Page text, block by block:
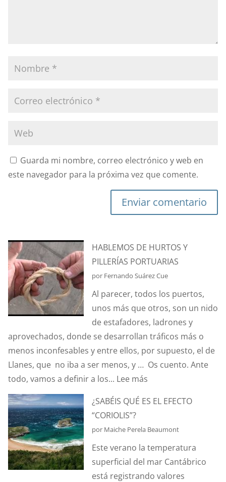
Guarda mi nombre, correo electrónico y web en
este navegador para la próxima vez que comente.
Enviar comentario
HABLEMOS DE HURTOS Y
PILLERÍAS PORTUARIAS
por Fernando Suárez Cue
Al parecer, todos los puertos,
unos más que otros, son un nido
de estafadores, ladrones y
aprovechados, donde se desarrollan tráficos más o
menos inconfesables y entre ellos, por supuesto, el de
Llanes, que no iba a ser menos, y … Os cuento. Ante
todo, vamos a definir a los... Lee más:
DE
Y
PILLERÍAS
PORTUARIAS
¿SABÉIS QUÉ ES EL EFECTO
“CORIOLIS”?
por Maiche Perela Beaumont
Este verano la temperatura
superficial del mar Cantábrico
está registrando valores